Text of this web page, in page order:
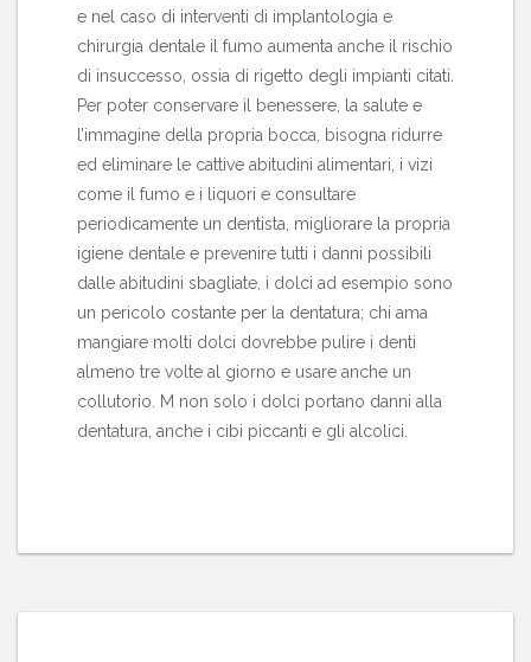
e nel caso di interventi di implantologia e
chirurgia dentale il fumo aumenta anche il rischio
di insuccesso, ossia di rigetto degli impianti citati.
Per poter conservare il benessere, la salute e
l’immagine della propria bocca, bisogna ridurre
ed eliminare le cattive abitudini alimentari, i vizi
come il fumo e i liquori e consultare
periodicamente un dentista, migliorare la propria
igiene dentale e prevenire tutti i danni possibili
dalle abitudini sbagliate, i dolci ad esempio sono
un pericolo costante per la dentatura; chi ama
mangiare molti dolci dovrebbe pulire i denti
almeno tre volte al giorno e usare anche un
collutorio. M non solo i dolci portano danni alla
dentatura, anche i cibi piccanti e gli alcolici.